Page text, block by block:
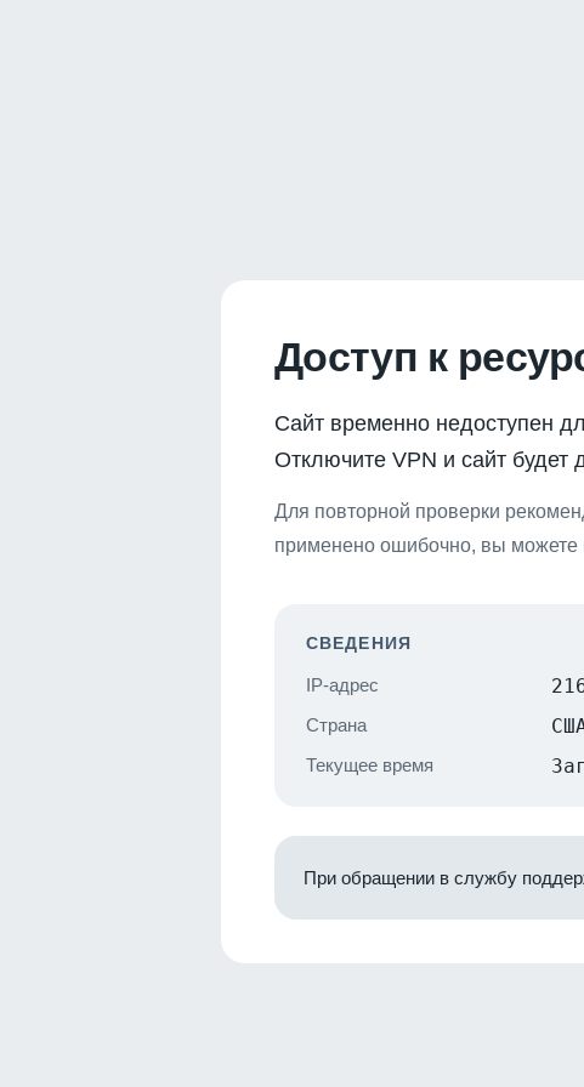
Доступ к
Сайт временно недоступен
Отключите VPN и сайт будет
Для повторной проверки
применено ошибочно, вы можете
СВЕДЕНИЯ
IP-адрес
Страна
Текущее время
При обращении в службу